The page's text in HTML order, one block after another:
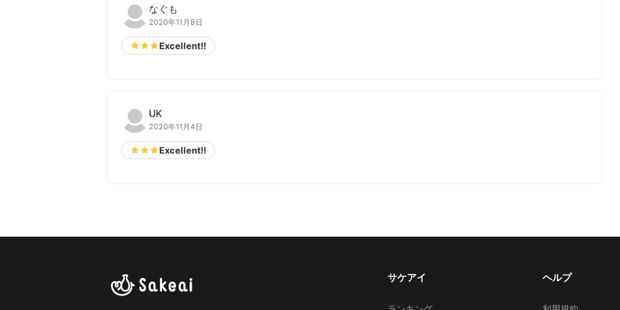
なぐも
2020年11月8日
Excellent!!
UK
2020年11月4日
Excellent!!
サケアイ ヘルプ